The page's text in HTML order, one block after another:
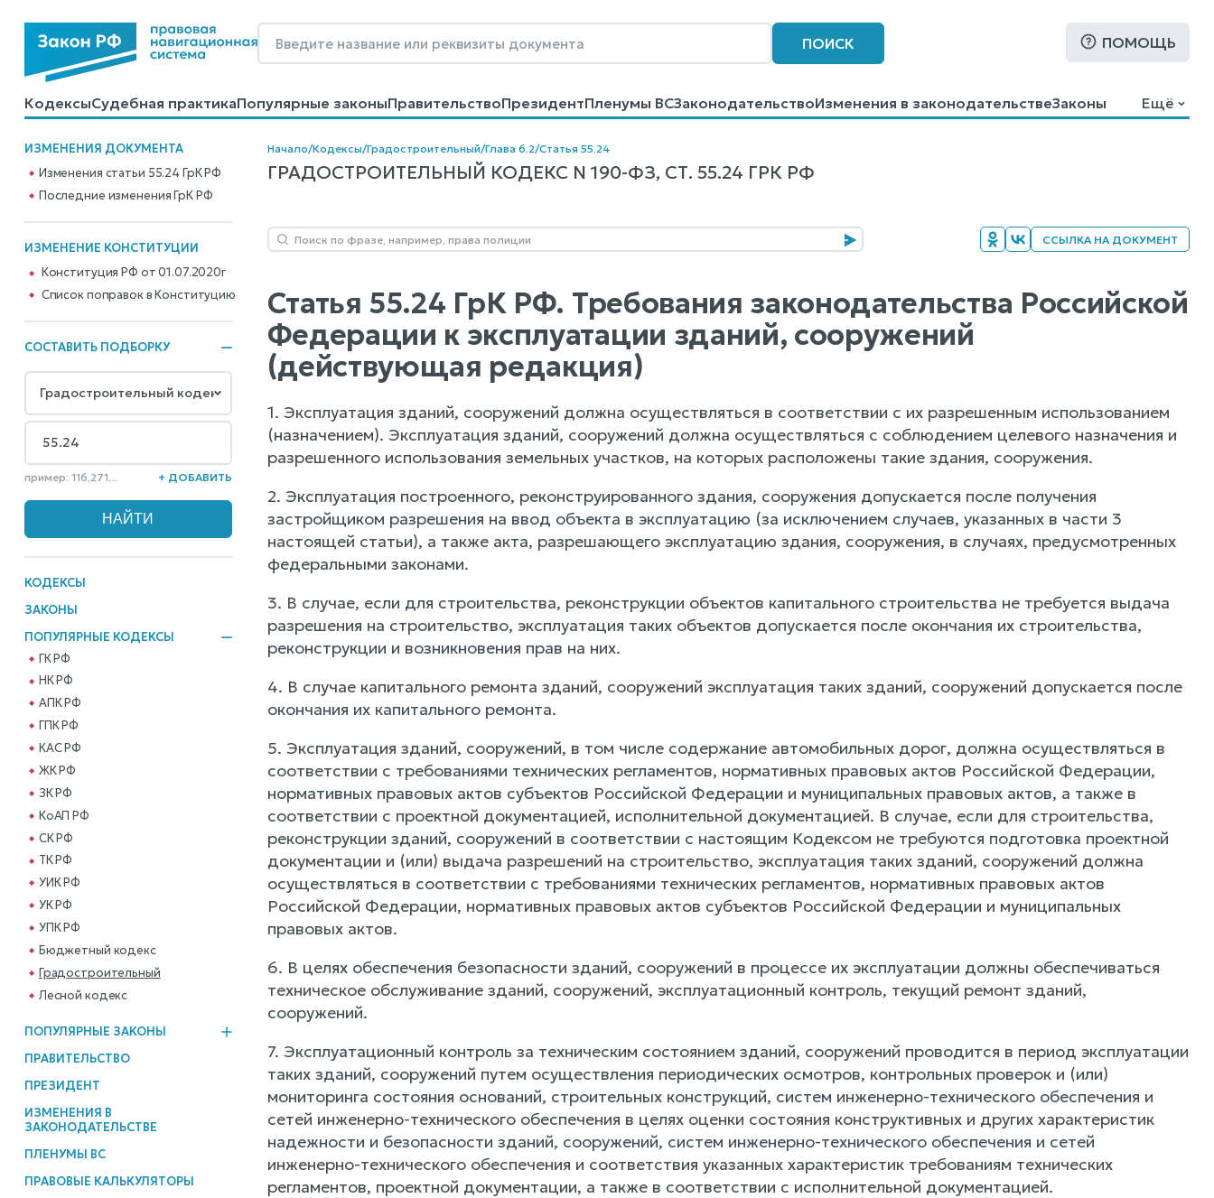
ПОИСК ПОМОЩЬ
КодексыСудебная практикаПопулярные законыПравительствоПрезидентПленумы ВСЗаконодательствоИзменения в законодательствеЗаконы
КалькуляторыСправочные материалыОбразцы договоровКонтактыПомощьПоиск
Ещё
ИЗМЕНЕНИЯ ДОКУМЕНТА
Изменения статьи 55.24 ГрК РФ
Последние изменения ГрК РФ
ИЗМЕНЕНИЕ КОНСТИТУЦИИ
Конституция РФ от 01.07.2020г
Cписок поправок в Конституцию
СОСТАВИТЬ ПОДБОРКУ
пример: 116,271,... + ДОБАВИТЬ
КОДЕКСЫ
ЗАКОНЫ
ПОПУЛЯРНЫЕ КОДЕКСЫ
ГК РФ
НК РФ
АПК РФ
ГПК РФ
КАС РФ
ЖК РФ
ЗК РФ
КоАП РФ
СК РФ
ТК РФ
УИК РФ
УК РФ
УПК РФ
Бюджетный кодекс
Градостроительный
Лесной кодекс
ПОПУЛЯРНЫЕ ЗАКОНЫ
ПРАВИТЕЛЬСТВО
ПРЕЗИДЕНТ
ИЗМЕНЕНИЯ В
ЗАКОНОДАТЕЛЬСТВЕ
ПЛЕНУМЫ ВС
ПРАВОВЫЕ КАЛЬКУЛЯТОРЫ
Начало/Кодексы/Градостроительный/Глава 6.2/Статья 55.24
ГРАДОСТРОИТЕЛЬНЫЙ КОДЕКС N 190-ФЗ, СТ. 55.24 ГРК РФ
ССЫЛКА НА ДОКУМЕНТ
Статья 55.24 ГрК РФ. Требования законодательства Российской
Федерации к эксплуатации зданий, сооружений
(действующая редакция)
1. Эксплуатация зданий, сооружений должна осуществляться в соответствии с их разрешенным использованием
(назначением). Эксплуатация зданий, сооружений должна осуществляться с соблюдением целевого назначения и
разрешенного использования земельных участков, на которых расположены такие здания, сооружения.
2. Эксплуатация построенного, реконструированного здания, сооружения допускается после получения
застройщиком разрешения на ввод объекта в эксплуатацию (за исключением случаев, указанных в части 3
настоящей статьи), а также акта, разрешающего эксплуатацию здания, сооружения, в случаях, предусмотренных
федеральными законами.
3. В случае, если для строительства, реконструкции объектов капитального строительства не требуется выдача
разрешения на строительство, эксплуатация таких объектов допускается после окончания их строительства,
реконструкции и возникновения прав на них.
4. В случае капитального ремонта зданий, сооружений эксплуатация таких зданий, сооружений допускается после
окончания их капитального ремонта.
5. Эксплуатация зданий, сооружений, в том числе содержание автомобильных дорог, должна осуществляться в
соответствии с требованиями технических регламентов, нормативных правовых актов Российской Федерации,
нормативных правовых актов субъектов Российской Федерации и муниципальных правовых актов, а также в
соответствии с проектной документацией, исполнительной документацией. В случае, если для строительства,
реконструкции зданий, сооружений в соответствии с настоящим Кодексом не требуются подготовка проектной
документации и (или) выдача разрешений на строительство, эксплуатация таких зданий, сооружений должна
осуществляться в соответствии с требованиями технических регламентов, нормативных правовых актов
Российской Федерации, нормативных правовых актов субъектов Российской Федерации и муниципальных
правовых актов.
6. В целях обеспечения безопасности зданий, сооружений в процессе их эксплуатации должны обеспечиваться
техническое обслуживание зданий, сооружений, эксплуатационный контроль, текущий ремонт зданий,
сооружений.
7. Эксплуатационный контроль за техническим состоянием зданий, сооружений проводится в период эксплуатации
таких зданий, сооружений путем осуществления периодических осмотров, контрольных проверок и (или)
мониторинга состояния оснований, строительных конструкций, систем инженерно-технического обеспечения и
сетей инженерно-технического обеспечения в целях оценки состояния конструктивных и других характеристик
надежности и безопасности зданий, сооружений, систем инженерно-технического обеспечения и сетей
инженерно-технического обеспечения и соответствия указанных характеристик требованиям технических
регламентов, проектной документации, а также в соответствии с исполнительной документацией.